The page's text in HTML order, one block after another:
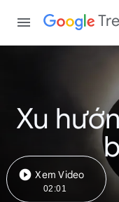
Xu
Xem Video
02:01